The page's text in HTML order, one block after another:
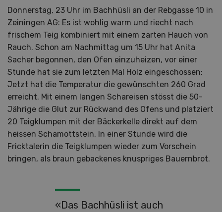
Donnerstag, 23 Uhr im Bachhüsli an der Rebgasse 10 in
Zeiningen AG: Es ist wohlig warm und riecht nach
frischem Teig kombiniert mit einem zarten Hauch von
Rauch. Schon am Nachmittag um 15 Uhr hat Anita
Sacher begonnen, den Ofen einzuheizen, vor einer
Stunde hat sie zum letzten Mal Holz eingeschossen:
Jetzt hat die Temperatur die gewünschten 260 Grad
erreicht. Mit einem langen Schareisen stösst die 50-
Jährige die Glut zur Rückwand des Ofens und platziert
20 Teigklumpen mit der Bäckerkelle direkt auf dem
heissen Schamottstein. In einer Stunde wird die
Fricktalerin die Teigklumpen wieder zum Vorschein
bringen, als braun gebackenes knuspriges Bauernbrot.
«Das Bachhüsli ist auch